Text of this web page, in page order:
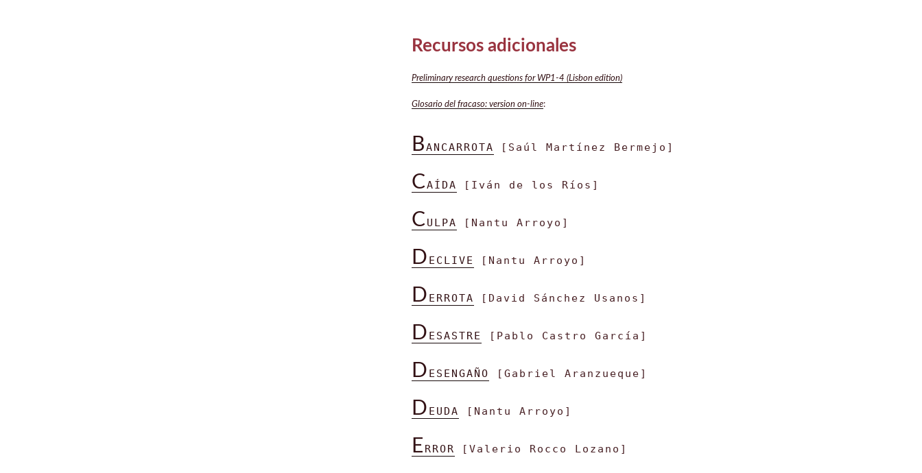
Recursos adicionales
Preliminary research questions for WP1-4 (Lisbon edition)
Glosario del fracaso: version on-line:
BANCARROTA [Saúl Martínez Bermejo]
CAÍDA [Iván de los Ríos]
CULPA [Nantu Arroyo]
D ECLIVE [Nantu Arroyo]
D ERROTA [David Sánchez Usanos]
D ESASTRE [Pablo Castro García]
D ESENGAÑO [Gabriel Aranzueque]
D EUDA [Nantu Arroyo]
E RROR [Valerio Rocco Lozano]